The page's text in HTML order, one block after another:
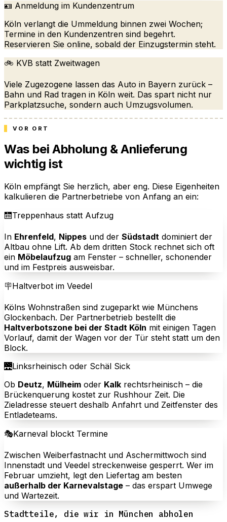
🪪 Anmeldung im Kundenzentrum
Köln verlangt die Ummeldung binnen zwei Wochen;
Termine in den Kundenzentren sind begehrt.
Reservieren Sie online, sobald der Einzugstermin steht.
🚲 KVB statt Zweitwagen
Viele Zugezogene lassen das Auto in Bayern zurück –
Bahn und Rad tragen in Köln weit. Das spart nicht nur
Parkplatzsuche, sondern auch Umzugsvolumen.
VOR ORT
Was bei Abholung & Anlieferung
wichtig ist
Köln empfängt Sie herzlich, aber eng. Diese Eigenheiten
kalkulieren die Partnerbetriebe von Anfang an ein:
🛗Treppenhaus statt Aufzug
In Ehrenfeld, Nippes und der Südstadt dominiert der
Altbau ohne Lift. Ab dem dritten Stock rechnet sich oft
ein Möbelaufzug am Fenster – schneller, schonender
und im Festpreis ausweisbar.
🪧Haltverbot im Veedel
Kölns Wohnstraßen sind zugeparkt wie Münchens
Glockenbach. Der Partnerbetrieb bestellt die
Haltverbotszone bei der Stadt Köln mit einigen Tagen
Vorlauf, damit der Wagen vor der Tür steht statt um den
Block.
🌉Linksrheinisch oder Schäl Sick
Ob Deutz, Mülheim oder Kalk rechtsrheinisch – die
Brückenquerung kostet zur Rushhour Zeit. Die
Zieladresse steuert deshalb Anfahrt und Zeitfenster des
Entladeteams.
🎭Karneval blockt Termine
Zwischen Weiberfastnacht und Aschermittwoch sind
Innenstadt und Veedel streckenweise gesperrt. Wer im
Februar umzieht, legt den Liefertag am besten
außerhalb der Karnevalstage – das erspart Umwege
und Wartezeit.
Stadtteile, die wir in München abholen